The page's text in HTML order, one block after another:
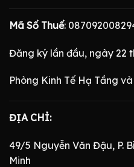
Mã Số Thuế:
Đăng ký lần đầu, ngày 22
Phòng Kinh Tế Hạ Tầng
ĐỊA CHỈ:
49/5 Nguyễn Văn Đậu, P.
Minh